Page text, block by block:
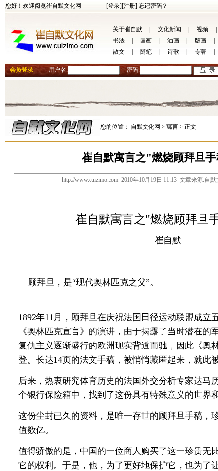
您好！欢迎阅览崔自默文化网 [登录][注册] 忘记密码？
关于崔自默 文化新闻 视频
书法
国画 油画 版画
散文
随笔 诗歌 专著
会员登录 用户名: 密码:
您的位置： 自默文化网 > 寓言 > 正文
崔自默寓言之"燃烧顾拜旦
http://www.cuizimo.com 2010年10月19日 11:13 文章来源:自
崔自默寓言之"燃烧顾拜旦
崔自默
顾拜旦，是“现代奥林匹克之父”。
1892年11月，顾拜旦在庆祝法国田径运动联盟成立
《奥林匹克宣言》的演讲，由于揭露了当时潜在的
复仇主义逐渐盛行的欧洲现实背道而驰，因此《奥
登。长达14页的法文手稿，被悄悄藏匿起来，就此
后来，热衷研究体育历史的法国外交分析专家达马
个银行保险箱中，找到了这份具有特殊意义的世界
这份尘封已久的资料，是唯一存世的顾拜旦手稿，
值数亿。
值得骄傲的是，中国的一位商人购买了这一珍贵无
它的权利。于是，他，为了更好地保护它，也为了